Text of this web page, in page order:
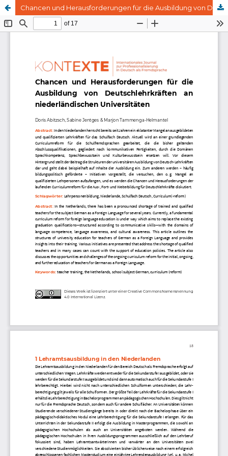
Chancen und Herausforderungen für die Ausbildung von Deutschlehrkräften an niederländischen Universitäten